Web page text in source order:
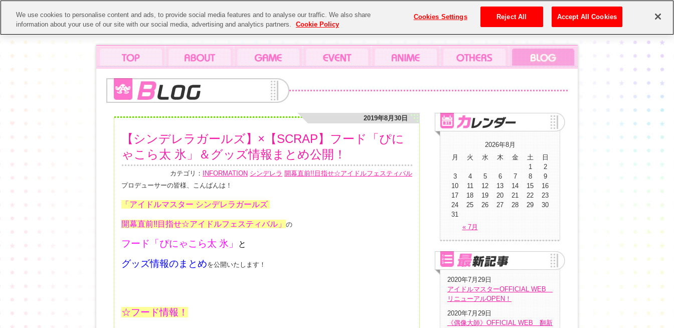
2019年8月30日
【シンデレラガールズ】×【SCRAP】フード「ぴに
ゃこら太 氷」＆グッズ情報まとめ公開！
カテゴリ： INFORMATION シンデレラ 開幕直前!!目指せ☆アイドルフェスティバル
プロデューサーの皆様、こんばんは！
「アイドルマスター シンデレラガールズ
開幕直前!!目指せ☆アイドルフェスティバル」 の
フード「ぴにゃこら太 氷」 と
グッズ情報のまとめを公開いたします！
☆フード情報！
2026年8月
月
火 水 木 金 土 日
« 7月
1
2
3
4 5 6 7 8
9
10
11 12 13 14 15
16
17
18 19 20 21 22
23
24
25 26 27 28 29
30
31
2020年7月29日
アイドルマスターOFFICIAL WEB
リニューアルOPEN！
2020年7月29日
《偶像大師》OFFICIAL WEB 翻新
We use cookies to personalise content and ads, to provide social media features and to analyse our traffic. We also share
information about your use of our site with our social media, advertising and analytics partners.
Cookie Policy
Cookies Settings Reject All Accept All Cookies